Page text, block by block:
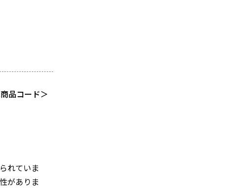
品コード＞
れていま
がありま